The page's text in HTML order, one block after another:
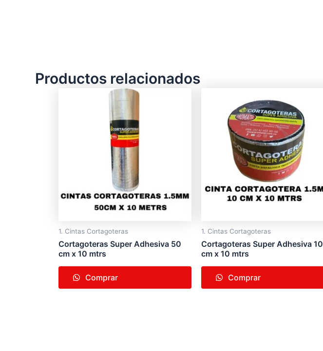
Productos relacionados
1. Cintas Cortagoteras
Cortagoteras Super Adhesiva 50
cm x 10 mtrs
Comprar
1. Cintas Cortagoteras
Cortagoteras Super Adhesiva 10
cm x 10 mtrs
Comprar